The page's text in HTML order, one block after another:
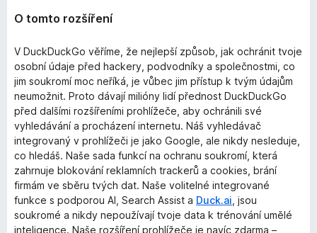
O tomto rozšíření
V DuckDuckGo věříme, že nejlepší způsob, jak ochránit tvoje
osobní údaje před hackery, podvodníky a společnostmi, co
jim soukromí moc neříká, je vůbec jim přístup k tvým údajům
neumožnit. Proto dávají milióny lidí přednost DuckDuckGo
před dalšími rozšířeními prohlížeče, aby ochránili své
vyhledávání a procházení internetu. Náš vyhledávač
integrovaný v prohlížeči je jako Google, ale nikdy nesleduje,
co hledáš. Naše sada funkcí na ochranu soukromí, která
zahrnuje blokování reklamních trackerů a cookies, brání
firmám ve sběru tvých dat. Naše volitelné integrované
funkce s podporou AI, Search Assist a Duck.ai , jsou
soukromé a nikdy nepoužívají tvoje data k trénování umělé
inteligence. Naše rozšíření prohlížeče je navíc zdarma –